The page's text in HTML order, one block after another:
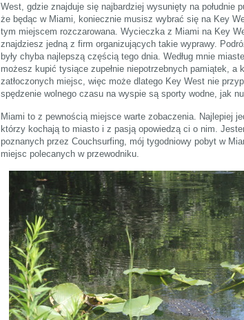
West, gdzie znajduje się najbardziej wysunięty na południe
że będąc w Miami, koniecznie musisz wybrać się na Key
tym miejscem rozczarowana. Wycieczka z Miami na Key
znajdziesz jedną z firm organizujących takie wyprawy.
były chyba najlepszą częścią tego dnia. Według mnie
możesz kupić tysiące zupełnie niepotrzebnych pamiątek, a
zatłoczonych miejsc, więc może dlatego Key West nie
spędzenie wolnego czasu na wyspie są sporty wodne, jak
Miami to z pewnością miejsce warte zobaczenia. Najlepiej
którzy kochają to miasto i z pasją opowiedzą ci o nim.
poznanych przez Couchsurfing, mój tygodniowy pobyt w
miejsc polecanych w przewodniku.